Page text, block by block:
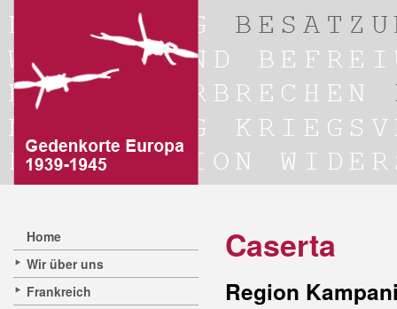
Home
Wir über uns
Frankreich
Caserta
Region